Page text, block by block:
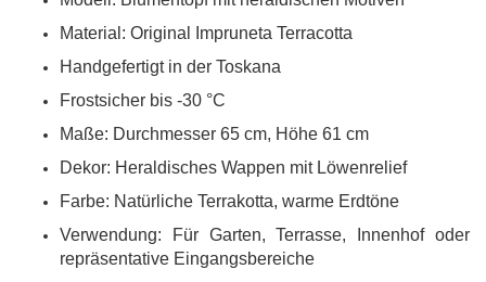
Material: Original Impruneta Terracotta
Handgefertigt in der Toskana
Frostsicher bis -30 °C
Maße: Durchmesser 65 cm, Höhe 61 cm
Dekor: Heraldisches Wappen mit Löwenrelief
Farbe: Natürliche Terrakotta, warme Erdtöne
Verwendung: Für Garten, Terrasse, Innenhof oder
repräsentative Eingangsbereiche